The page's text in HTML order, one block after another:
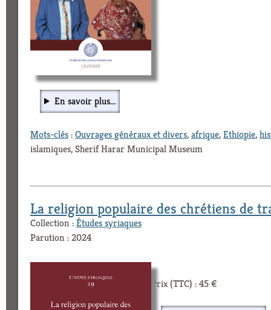
En savoir plus...
Mots-clés:Ouvrages généraux et divers,afrique,Ethiopie,
islamiques, Sherif Harar Municipal Museum
La religion populaire des chrétiens de
Collection :Études syriaques
Parution : 2024
Prix (TTC) : 45 €